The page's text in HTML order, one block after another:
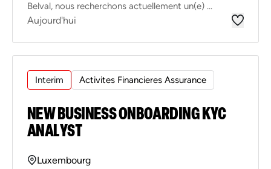
Belval, nous recherchons actuellement un(e) ...
Aujourd'hui
Interim Activites Financieres Assurance
NEW BUSINESS ONBOARDING KYC
ANALYST
Luxembourg